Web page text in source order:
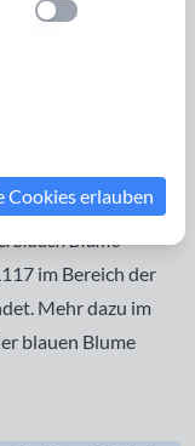
größeren,
Blume
im Bereich der
Mehr dazu im
blauen Blume
Einstellung
Cookies erlauben